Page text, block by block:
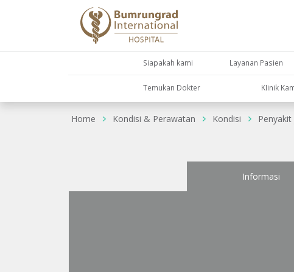
Siapakah kami Layanan Pasien
Temukan Dokter KIinik
Home Kondisi & Perawatan Kondisi
Informasi